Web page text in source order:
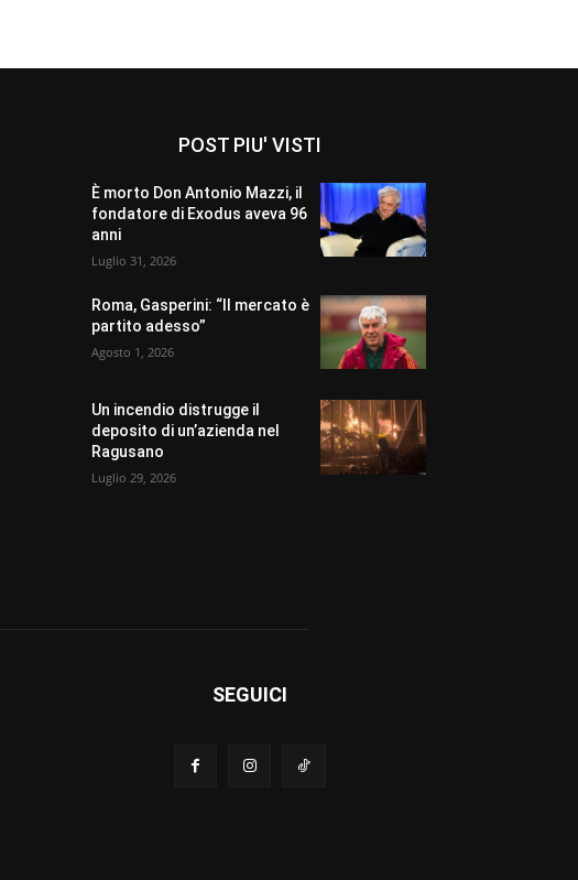
POST PIU' VISTI
È morto Don Antonio Mazzi, il
fondatore di Exodus aveva 96
anni
Luglio 31, 2026
Roma, Gasperini: “Il mercato è
partito adesso”
Agosto 1, 2026
Un incendio distrugge il
deposito di un’azienda nel
Ragusano
Luglio 29, 2026
SEGUICI